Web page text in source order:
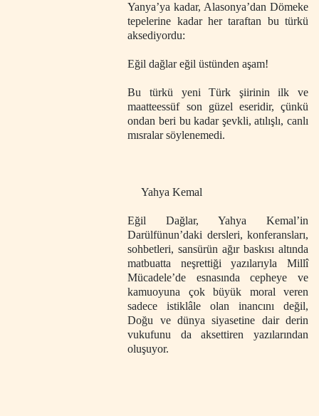
Yanya’ya kadar, Alasonya’dan Dömeke
tepelerine kadar her taraftan bu türkü
aksediyordu:
Eğil dağlar eğil üstünden aşam!
Bu türkü yeni Türk şiirinin ilk ve
maatteessüf son güzel eseridir, çünkü
ondan beri bu kadar şevkli, atılışlı, canlı
mısralar söylenemedi.
Yahya Kemal
Eğil Dağlar, Yahya Kemal’in
Darülfünun’daki dersleri, konferansları,
sohbetleri, sansürün ağırbaskısı altında
matbuatta neşrettiği yazılarıyla Millî
Mücadele’de esnasında cepheye ve
kamuoyuna çok büyük moral veren
sadece istiklâle olan inancını değil,
Doğu ve dünya siyasetine dair derin
vukufunu da aksettiren yazılarından
oluşuyor.